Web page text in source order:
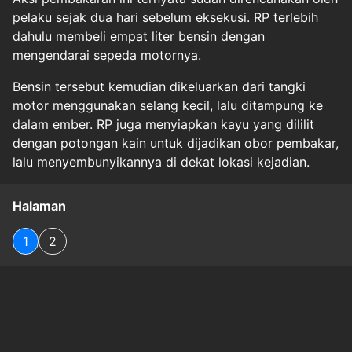
pelaku sejak dua hari sebelum eksekusi. RP terlebih
dahulu membeli empat liter bensin dengan
mengendarai sepeda motornya.
Bensin tersebut kemudian dikeluarkan dari tangki
motor menggunakan selang kecil, lalu ditampung ke
dalam ember. RP juga menyiapkan kayu yang dililit
dengan potongan kain untuk dijadikan obor pembakar,
lalu menyembunyikannya di dekat lokasi kejadian.
Halaman
1 2